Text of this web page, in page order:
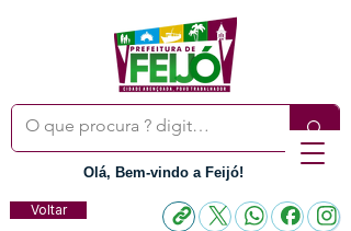
Olá, Bem-vindo a Feijó!
Voltar